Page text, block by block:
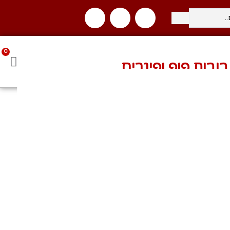
הבית בחינם ברכישה מעל 400 ₪
בובות פופ ופיגרים
0